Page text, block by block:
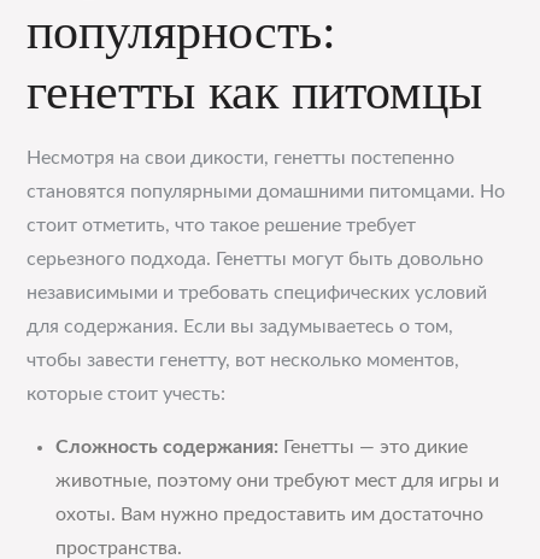
популярность:
генетты как питомцы
Несмотря на свои дикости, генетты постепенно
становятся популярными домашними питомцами. Но
стоит отметить, что такое решение требует
серьезного подхода. Генетты могут быть довольно
независимыми и требовать специфических условий
для содержания. Если вы задумываетесь о том,
чтобы завести генетту, вот несколько моментов,
которые стоит учесть:
Сложность содержания: Генетты — это дикие
животные, поэтому они требуют мест для игры и
охоты. Вам нужно предоставить им достаточно
пространства.